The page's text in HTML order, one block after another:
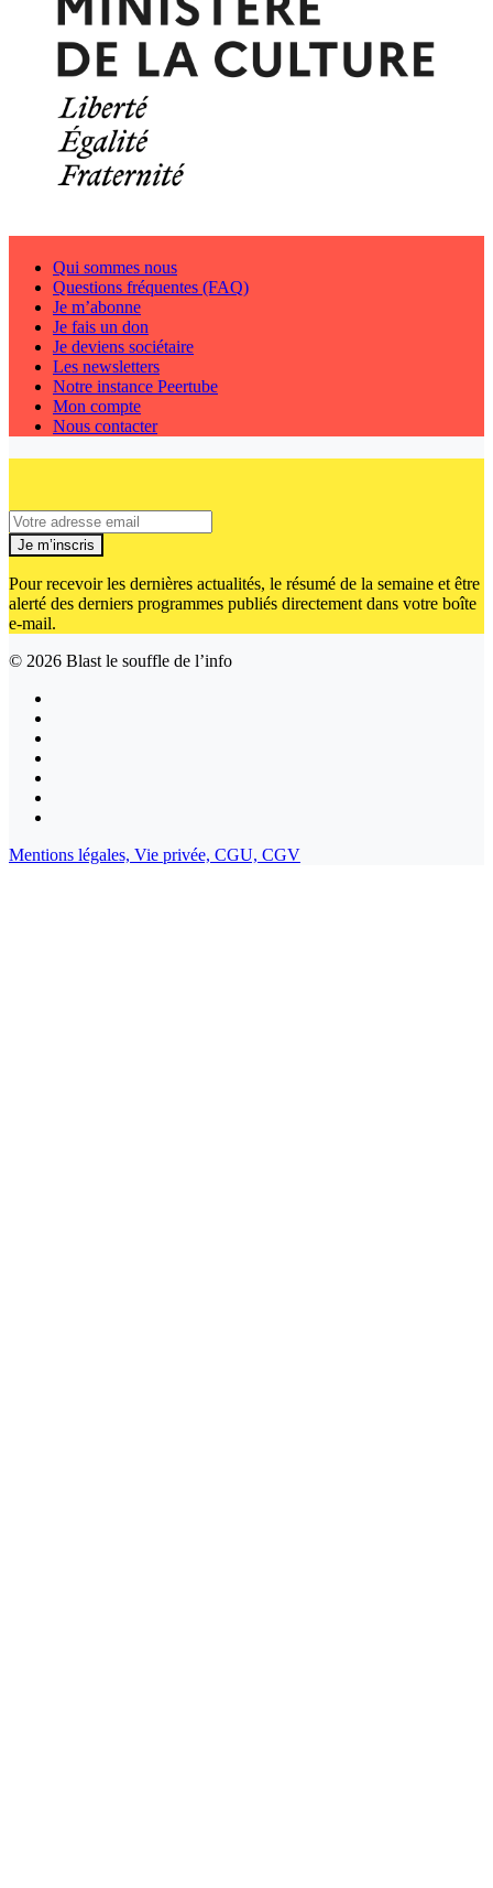
Qui sommes nous
Questions fréquentes (FAQ)
Je m’abonne
Je fais un don
Je deviens sociétaire
Les newsletters
Notre instance Peertube
Mon compte
Nous contacter
Je m’inscris
Pour recevoir les dernières actualités, le résumé de la semaine et être
alerté des derniers programmes publiés directement dans votre boîte
e-mail.
© 2026 Blast le souffle de l’info
Mentions légales, Vie privée, CGU, CGV